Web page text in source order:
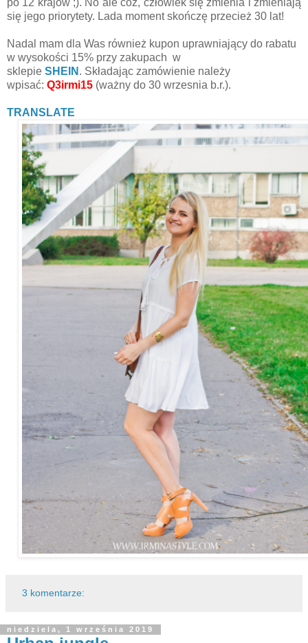
się jego priorytety. Lada moment skończę przecież 30 lat!
Nadal mam dla Was również kupon uprawniający do rabatu
w wysokości 15% przy zakupach w
sklepie SHEIN . Składając zamówienie należy
wpisać: Q3irmi15 (ważny do 30 wrzesnia b.r.).
TRANSLATE
3 komentarze:
niedziela, 1 września 2019